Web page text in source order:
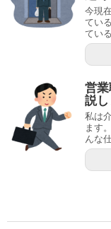
今現
てい
てい
営
説
私は
ます
んな